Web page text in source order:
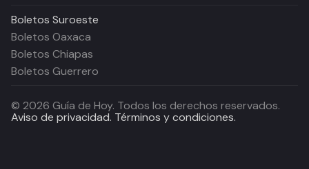
Boletos Suroeste
Boletos Oaxaca
Boletos Chiapas
Boletos Guerrero
© 2026 Guía de Hoy. Todos los derechos reservados.
Aviso de privacidad. Términos y condiciones.